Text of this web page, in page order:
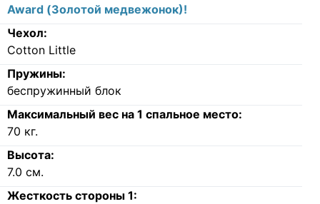
Award (Золотой медвежонок)!
Чехол:
Cotton Little
Пружины:
беспружинный блок
Максимальный вес на 1 спальное место:
70 кг.
Высота:
7.0 см.
Жесткость стороны 1: